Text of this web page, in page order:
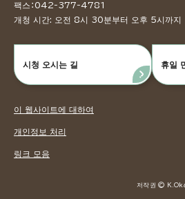
팩스：042-377-4781
개청 시간: 오전 8시 30분부터 오후 5시까지
시청 오시는 길 휴일
이 웹사이트에 대하여
개인정보 처리
링크 모음
저작권 ©